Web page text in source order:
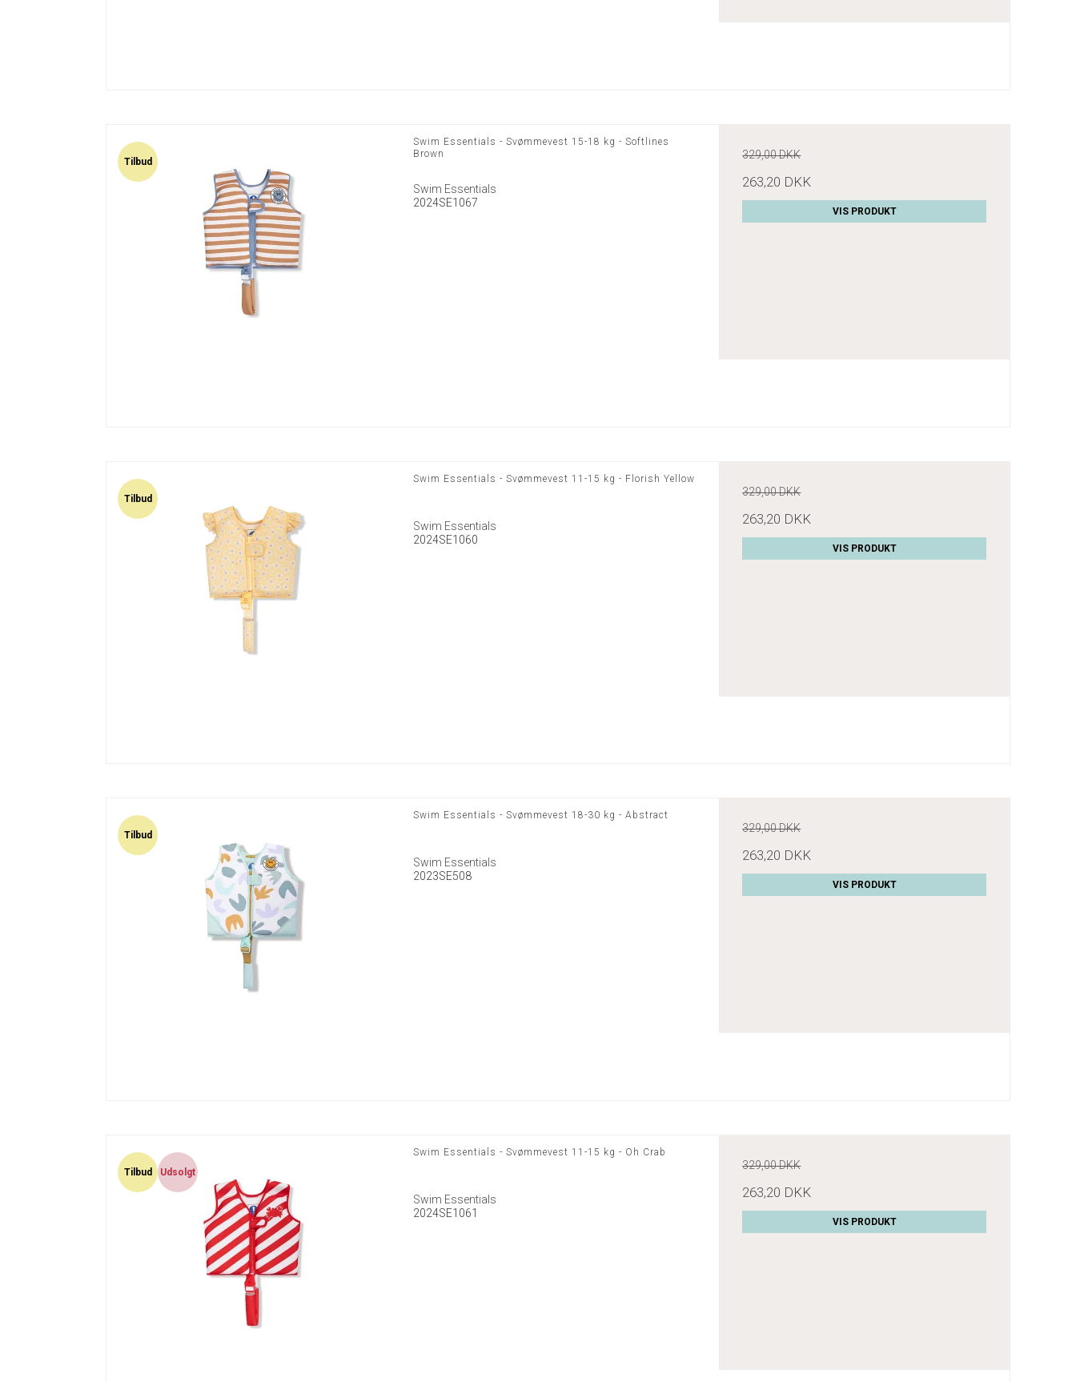
Tilbud
Swim Essentials - Svømmevest 15-18 kg - Softlines
Brown
Swim Essentials
2024SE1067
329,00 DKK
263,20 DKK
VIS PRODUKT
Tilbud
Swim Essentials - Svømmevest 11-15 kg - Florish Yellow
Swim Essentials
2024SE1060
329,00 DKK
263,20 DKK
VIS PRODUKT
Tilbud
Swim Essentials - Svømmevest 18-30 kg - Abstract
Swim Essentials
2023SE508
329,00 DKK
263,20 DKK
VIS PRODUKT
Tilbud Udsolgt
Swim Essentials - Svømmevest 11-15 kg - Oh Crab
Swim Essentials
2024SE1061
329,00 DKK
263,20 DKK
VIS PRODUKT